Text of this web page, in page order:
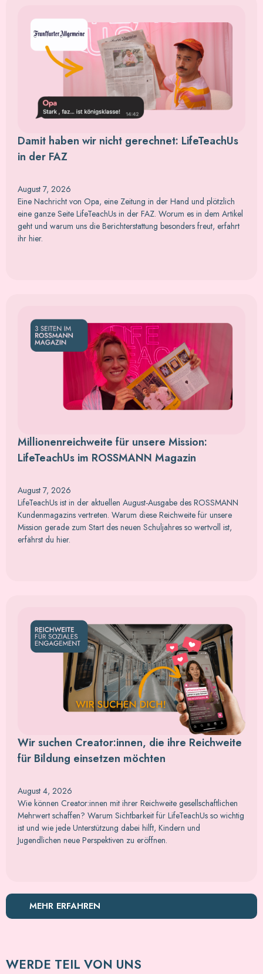
Damit haben wir nicht gerechnet: LifeTeachUs
in der FAZ
August 7, 2026
Eine Nachricht von Opa, eine Zeitung in der Hand und plötzlich
eine ganze Seite LifeTeachUs in der FAZ. Worum es in dem Artikel
geht und warum uns die Berichterstattung besonders freut, erfahrt
ihr hier.
Millionenreichweite für unsere Mission:
LifeTeachUs im ROSSMANN Magazin
August 7, 2026
LifeTeachUs ist in der aktuellen August-Ausgabe des ROSSMANN
Kundenmagazins vertreten. Warum diese Reichweite für unsere
Mission gerade zum Start des neuen Schuljahres so wertvoll ist,
erfährst du hier.
Wir suchen Creator:innen, die ihre Reichweite
für Bildung einsetzen möchten
August 4, 2026
Wie können Creator:innen mit ihrer Reichweite gesellschaftlichen
Mehrwert schaffen? Warum Sichtbarkeit für LifeTeachUs so wichtig
ist und wie jede Unterstützung dabei hilft, Kindern und
Jugendlichen neue Perspektiven zu eröffnen.
MEHR ERFAHREN
WERDE TEIL VON UNS